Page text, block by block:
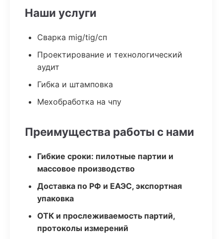
Наши услуги
Сварка mig/tig/сп
Проектирование и технологический
аудит
Гибка и штамповка
Мехобработка на чпу
Преимущества работы с нами
Гибкие сроки: пилотные партии и
массовое производство
Доставка по РФ и ЕАЭС, экспортная
упаковка
ОТК и прослеживаемость партий,
протоколы измерений